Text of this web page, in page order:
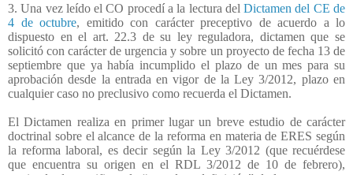
3. Una vez leído el CO procedí a la lectura delDictamen del CE de
4 de octubre, emitido con carácter preceptivo de acuerdo a lo
dispuesto en el art. 22.3 de su ley reguladora, dictamen que se
solicitó con carácter de urgencia y sobre un proyecto de fecha 13 de
septiembre que ya había incumplido el plazo de un mes para su
aprobación desde la entrada en vigor de la Ley 3/2012, plazo en
cualquier caso no preclusivo como recuerda el Dictamen.
El Dictamen realiza en primer lugar un breve estudio de carácter
doctrinal sobre el alcance de la reforma en materia de ERES según
la reforma laboral, es decir según la Ley 3/2012 (que recuérdese
que encuentra su origen en el RDL 3/2012 de 10 de febrero),